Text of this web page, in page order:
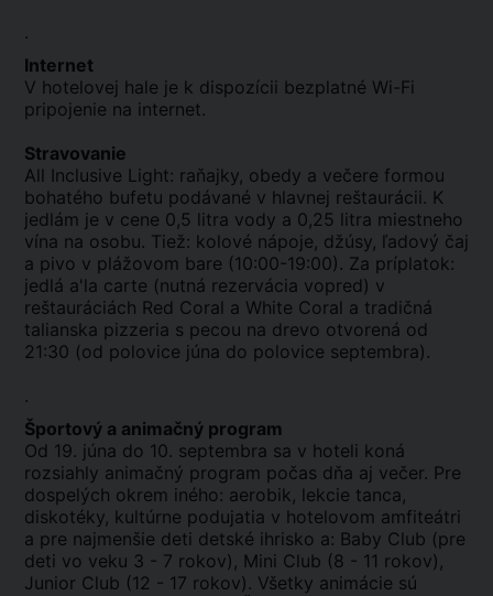
.
Internet
V hotelovej hale je k dispozícii bezplatné Wi-Fi
pripojenie na internet.
Stravovanie
All Inclusive Light: raňajky, obedy a večere formou
bohatého bufetu podávané v hlavnej reštaurácii. K
jedlám je v cene 0,5 litra vody a 0,25 litra miestneho
vína na osobu. Tiež: kolové nápoje, džúsy, ľadový čaj
a pivo v plážovom bare (10:00-19:00). Za príplatok:
jedlá a'la carte (nutná rezervácia vopred) v
reštauráciách Red Coral a White Coral a tradičná
talianska pizzeria s pecou na drevo otvorená od
21:30 (od polovice júna do polovice septembra).
.
Športový a animačný program
Od 19. júna do 10. septembra sa v hoteli koná
rozsiahly animačný program počas dňa aj večer. Pre
dospelých okrem iného: aerobik, lekcie tanca,
diskotéky, kultúrne podujatia v hotelovom amfiteátri
a pre najmenšie deti detské ihrisko a: Baby Club (pre
deti vo veku 3 - 7 rokov), Mini Club (8 - 11 rokov),
Junior Club (12 - 17 rokov). Všetky animácie sú